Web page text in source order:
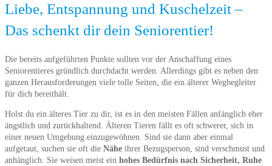
Liebe, Entspannung und Kuschelzeit –
Das schenkt dir dein Seniorentier!
Die bereits aufgeführten Punkte sollten vor der Anschaffung eines
Seniorentieres gründlich durchdacht werden. Allerdings gibt es neben den
ganzen Herausforderungen viele tolle Seiten, die ein älterer Wegbegleiter
für dich bereithält.
Holst du ein älteres Tier zu dir, ist es in den meisten Fällen anfänglich eher
ängstlich und zurückhaltend. Älteren Tieren fällt es oft schwerer, sich in
einer neuen Umgebung einzugewöhnen. Sind sie dann aber einmal
aufgetaut, suchen sie oft die Nähe ihrer Bezugsperson, sind verschmust und
anhänglich. Sie weisen meist ein hohes Bedürfnis nach Sicherheit, Ruhe